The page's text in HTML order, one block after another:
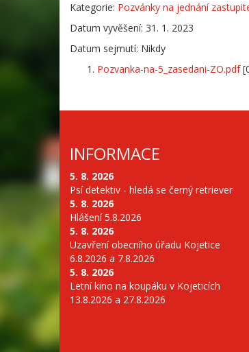
Kategorie: Pozvánky na jednání
Datum vyvěšení: 31. 1. 2023
Datum sejmutí: Nikdy
Pozvanka-na-5_zasedani-ZO.pdf
INFORMACE
5. 8. 2026
Psí detektiv - hledá se černý retriever
5. 8. 2026
Hlášení 5.8.2026
5. 8. 2026
Uzavření obecního úřadu Kojetice
6.8.2026 a 7.8.2026
5. 8. 2026
Letní kino na koupáku v Kojeticích
13.8.2026 a 27.8.2026